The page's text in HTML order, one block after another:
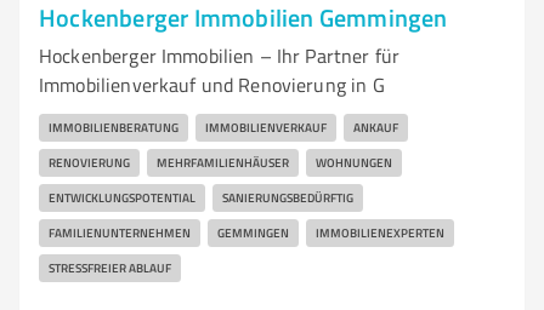
Hockenberger Immobilien Gemmingen
Hockenberger Immobilien – Ihr Partner für
Immobilienverkauf und Renovierung in G
IMMOBILIENBERATUNG IMMOBILIENVERKAUF ANKAUF
RENOVIERUNG MEHRFAMILIENHÄUSER WOHNUNGEN
ENTWICKLUNGSPOTENTIAL SANIERUNGSBEDÜRFTIG
FAMILIENUNTERNEHMEN GEMMINGEN IMMOBILIENEXPERTEN
STRESSFREIER ABLAUF